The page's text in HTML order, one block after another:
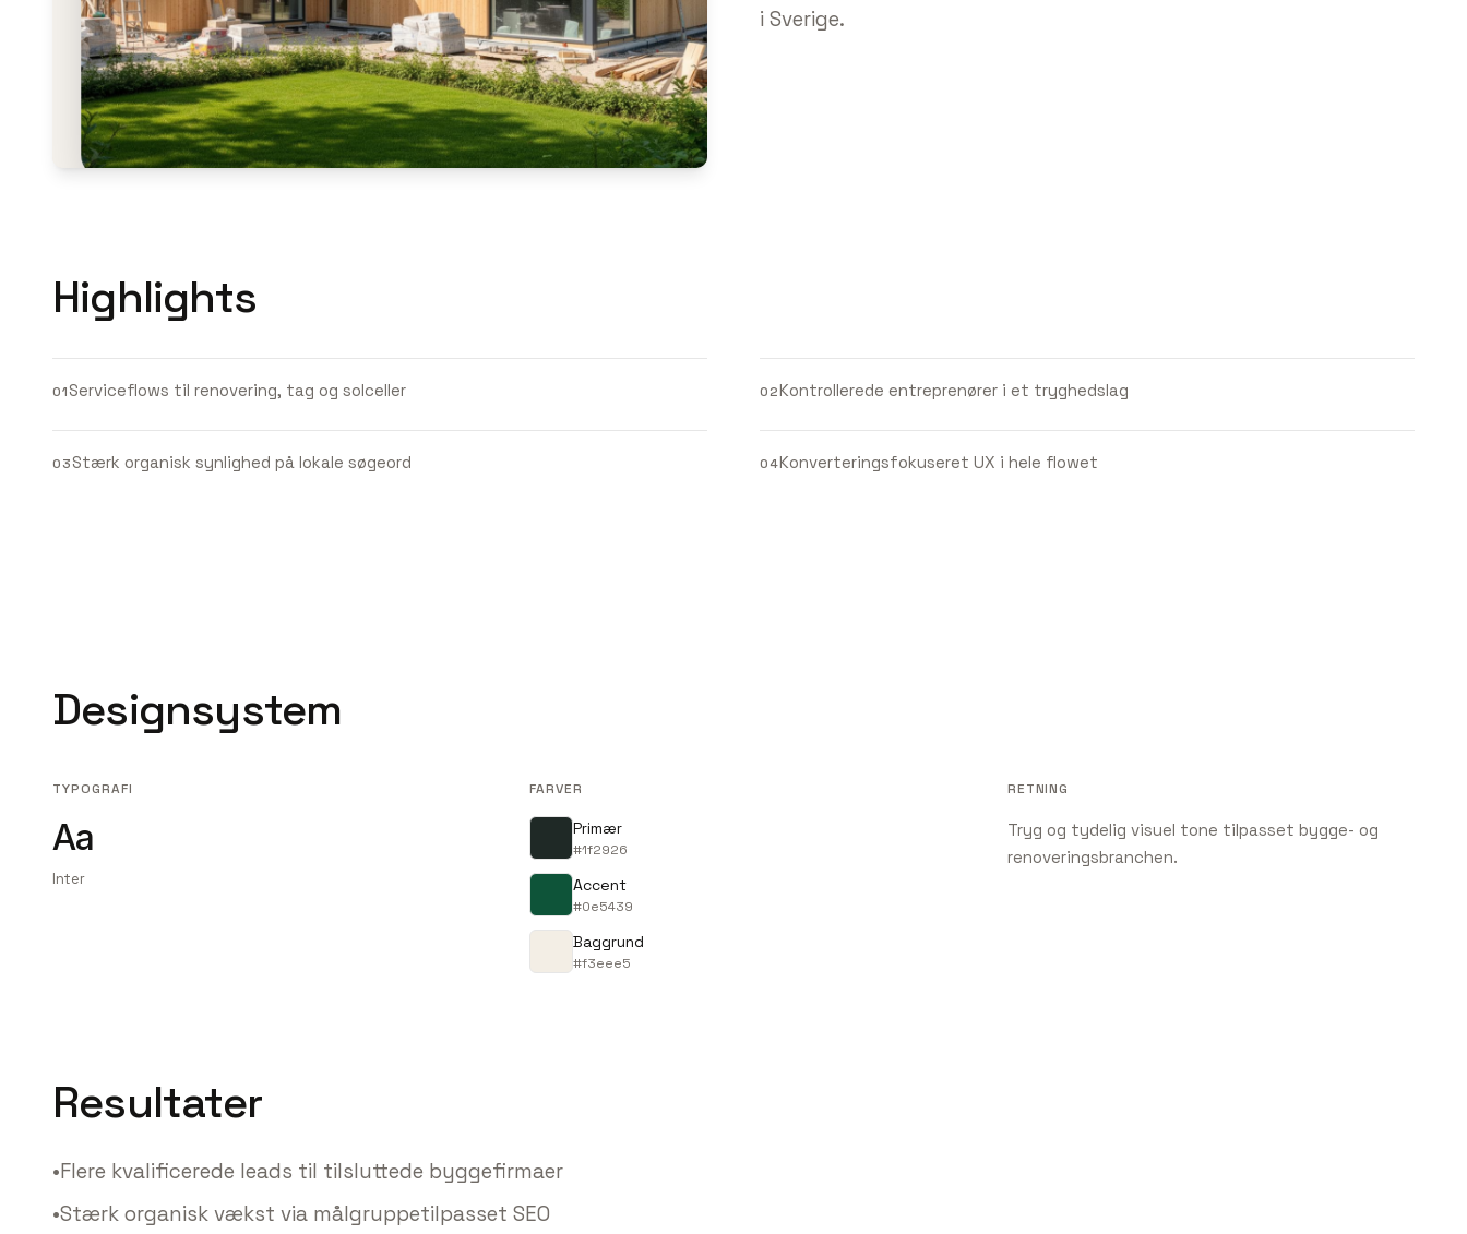
i Sverige.
Highlights
01Serviceflows til renovering, tag og solceller 02Kontrollerede entreprenører i et tryghedslag
03Stærk organisk synlighed på lokale søgeord 04Konverteringsfokuseret UX i hele flowet
Designsystem
TYPOGRAFI
Aa
Inter
FARVER
Primær
#1f2926
Accent
#0e5439
Baggrund
#f3eee5
RETNING
Tryg og tydelig visuel tone tilpasset bygge- og
renoveringsbranchen.
Resultater
•Flere kvalificerede leads til tilsluttede byggefirmaer
•Stærk organisk vækst via målgruppetilpasset SEO